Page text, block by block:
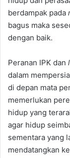
berdampak pada
bagus maka
dengan baik.
Peranan IPK dan
dalam
di depan mata
memerlukan
hidup yang
agar hidup
sementara yang
mendatangkan